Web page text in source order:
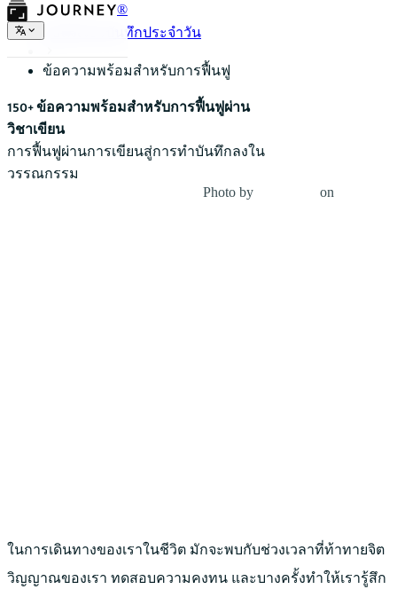
®
ข้อตั้งเรื่องบันทึกประจำวัน
ข้อความพร้อมสำหรับการฟื้นฟู
150+ ข้อความพร้อมสำหรับการฟื้นฟูผ่าน
วิชาเขียน
การฟื้นฟูผ่านการเขียนสู่การทำบันทึกลงใน
วรรณกรรม
Photo by
on
ในการเดินทางของเราในชีวิต มักจะพบกับช่วงเวลาที่ท้าทายจิต
วิญญาณของเรา ทดสอบความคงทน และบางครั้งทำให้เรารู้สึก